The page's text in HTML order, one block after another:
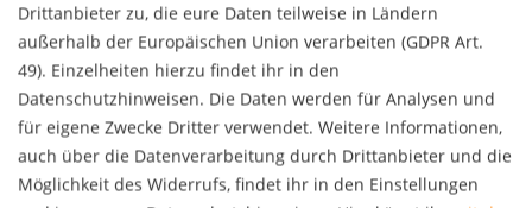
Drittanbieter zu, die eure Daten teilweise in Ländern
außerhalb der Europäischen Union verarbeiten (GDPR Art.
49). Einzelheiten hierzu findet ihr in den
Datenschutzhinweisen. Die Daten werden für Analysen und
für eigene Zwecke Dritter verwendet. Weitere Informationen,
auch über die Datenverarbeitung durch Drittanbieter und die
Möglichkeit des Widerrufs, findet ihr in den Einstellungen
Merken Bewerten
Verlag:
Alber
Autor:
Lenart Skof
Artikel-Nr.:
KNV57726425
ISBN:
9783495488409